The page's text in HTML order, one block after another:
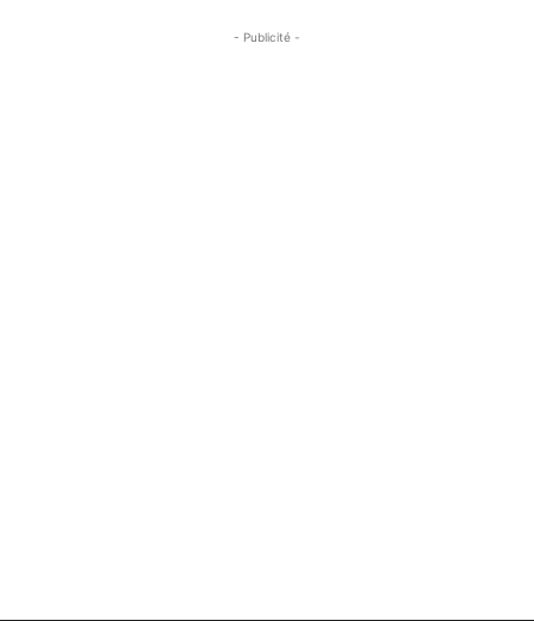
- Publicité -